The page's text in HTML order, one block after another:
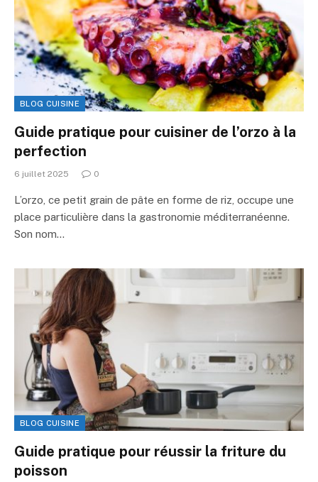
BLOG CUISINE
Guide pratique pour cuisiner de l’orzo à la
perfection
6 juillet 2025 0
L’orzo, ce petit grain de pâte en forme de riz, occupe une
place particulière dans la gastronomie méditerranéenne.
Son nom…
BLOG CUISINE
Guide pratique pour réussir la friture du
poisson